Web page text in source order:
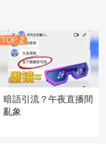
TOP 2
暗語引流？午夜直播間
亂象